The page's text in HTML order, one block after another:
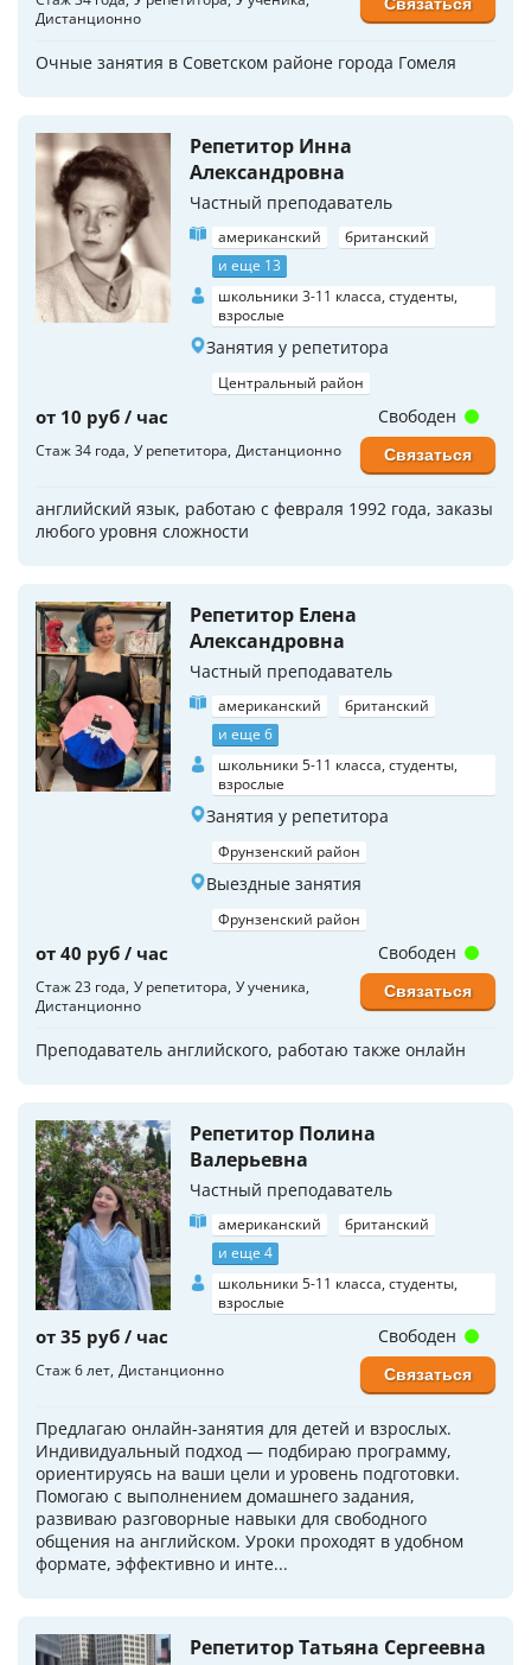
Дистанционно
Очные занятия в Советском районе города Гомеля
Репетитор Инна
Александровна
Частный преподаватель
американский
британский
и еще 13
школьники 3-11 класса, студенты,
взрослые
Занятия у репетитора
Центральный район
от 10 руб / час
Стаж 34 года У репетитора Дистанционно
английский язык, работаю с февраля 1992 года, заказы
любого уровня сложности
Свободен
Связаться
Репетитор Елена
Александровна
Частный преподаватель
американский
британский
и еще 6
школьники 5-11 класса, студенты,
взрослые
Занятия у репетитора
Фрунзенский район
Выездные занятия
Фрунзенский район
от 40 руб / час
Стаж 23 года У репетитора У ученика
Дистанционно
Преподаватель английского, работаю также онлайн
Свободен
Связаться
Репетитор Полина
Валерьевна
Частный преподаватель
американский
британский
и еще 4
школьники 5-11 класса, студенты,
взрослые
от 35 руб / час
Стаж 6 лет Дистанционно
Предлагаю онлайн-занятия для детей и взрослых.
Индивидуальный подход — подбираю программу,
ориентируясь на ваши цели и уровень подготовки.
Помогаю с выполнением домашнего задания,
развиваю разговорные навыки для свободного
общения на английском. Уроки проходят в удобном
формате, эффективно и инте...
Свободен
Связаться
Репетитор Татьяна Сергеевна